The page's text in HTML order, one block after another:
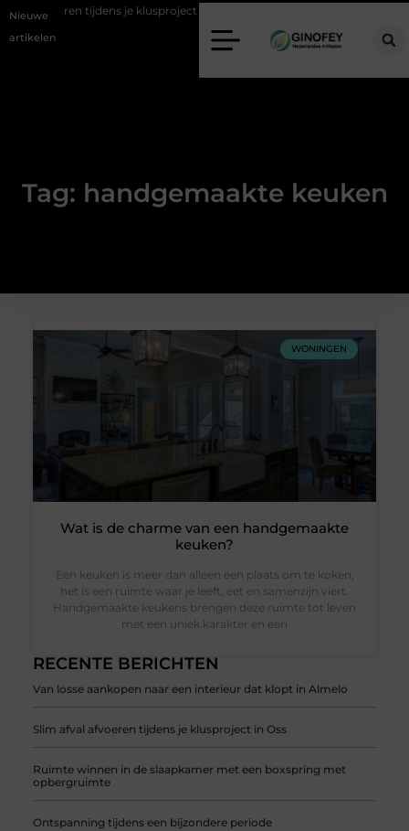
Nieuwe
artikelen
afvoeren tijdens je klusproject in Oss
Tag: handgemaakte keuken
RECENTE BERICHTEN
Van losse aankopen naar een interieur dat klopt in Almelo
Slim afval afvoeren tijdens je klusproject in Oss
Ruimte winnen in de slaapkamer met een boxspring met
opbergruimte
Ontspanning tijdens een bijzondere periode
WONINGEN
Wat is de charme van een handgemaakte
keuken?
Een keuken is meer dan alleen een plaats om te koken;
het is een ruimte waar je leeft, eet en samenzijn viert.
Handgemaakte keukens brengen deze ruimte tot leven
met een uniek karakter en een